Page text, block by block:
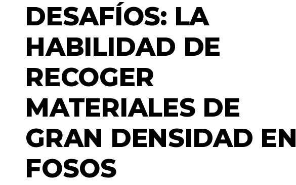
DESAFÍOS: LA
HABILIDAD DE
RECOGER
MATERIALES DE
GRAN DENSIDAD EN
FOSOS